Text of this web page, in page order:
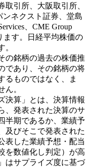
引所、大阪取引所、
ネクスト証券、堂島
、CME Group
ます。日経平均株価の
。
の銘柄の過去の株価推
であり、その銘柄の将
るものではなく、ま
ん。
決算」とは、決算情報
、発表された決算のサ
半期であるか、業績予
及びそこで発表された
表した業績予想・配当
を数値化し判定）が高
はサプライズ度に基づ